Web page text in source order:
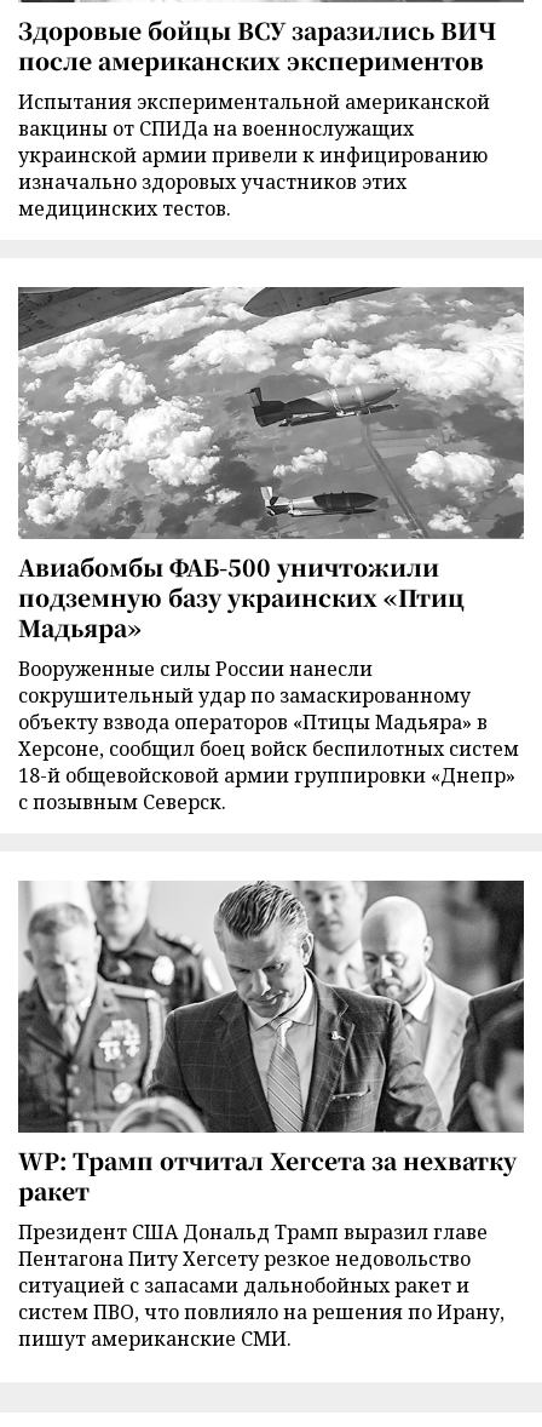
Здоровые бойцы ВСУ заразились ВИЧ
после американских экспериментов
Испытания экспериментальной американской
вакцины от СПИДа на военнослужащих
украинской армии привели к инфицированию
изначально здоровых участников этих
медицинских тестов.
Авиабомбы ФАБ-500 уничтожили
подземную базу украинских «Птиц
Мадьяра»
Вооруженные силы России нанесли
сокрушительный удар по замаскированному
объекту взвода операторов «Птицы Мадьяра» в
Херсоне, сообщил боец войск беспилотных систем
18-й общевойсковой армии группировки «Днепр»
с позывным Северск.
WP: Трамп отчитал Хегсета за нехватку
ракет
Президент США Дональд Трамп выразил главе
Пентагона Питу Хегсету резкое недовольство
ситуацией с запасами дальнобойных ракет и
систем ПВО, что повлияло на решения по Ирану,
пишут американские СМИ.